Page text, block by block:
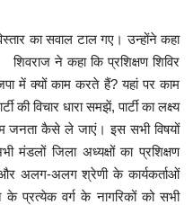
का सवाल टाल गए। उन्होंने कहा
ने कहा कि प्रशिक्षण शिविर
में क्यों काम करते हैं? यहां पर काम
की विचार धारा समझें, पार्टी का लक्ष्य
जनता कैसे ले जाएं। इस सभी विषयों
मंडलों जिला अध्यक्षों का प्रशिक्षण
अलग-अलग श्रेणी के कार्यकर्ताओं
के प्रत्येक वर्ग के नागरिकों को सभी